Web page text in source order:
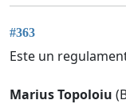
#363
Este un
Marius Topoloiu